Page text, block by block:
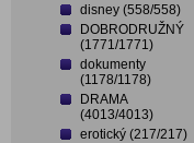
disney (558/558)
DOBRODRUŽNÝ
(1771/1771)
dokumenty
(1178/1178)
DRAMA
(4013/4013)
erotický (217/217)